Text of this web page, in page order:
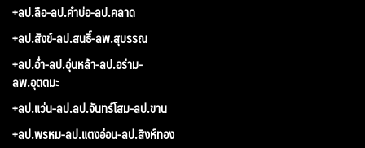
+ลป.ลือ-ลป.คำบ่อ-ลป.คลาด
+ลป.สังข์-ลป.สนธิ์-ลพ.สุบรรณ
+ลป.อ่ำ-ลป.อุ่นหล้า-ลป.อร่าม-
ลพ.อุตตมะ
+ลป.แว่น-ลป.ลป.จันทร์โสม-ลป.ขาน
+ลป.พรหม-ลป.แตงอ่อน-ลป.สิงห์ทอง